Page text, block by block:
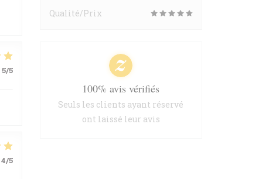
5/5
4/5
Qualité/Prix
100% avis vérifiés
Seuls les clients ayant réservé
ont laissé leur avis